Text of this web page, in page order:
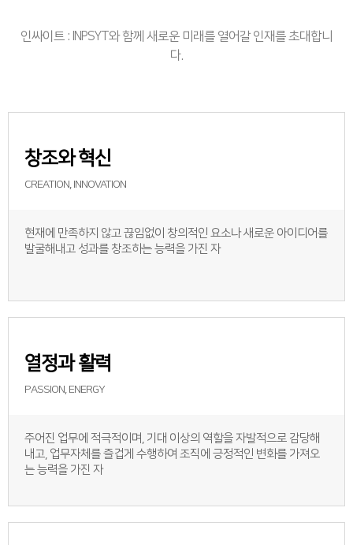
인싸이트 : INPSYT와 함께 새로운 미래를 열어갈 인재를 초대합니
다.
창조와 혁신
CREATION, INNOVATION
현재에 만족하지 않고 끊임없이 창의적인 요소나 새로운 아이디어를
발굴해내고 성과를 창조하는 능력을 가진 자
열정과 활력
PASSION, ENERGY
주어진 업무에 적극적이며, 기대 이상의 역할을 자발적으로 감당해
내고, 업무자체를 즐겁게 수행하여 조직에 긍정적인 변화를 가져오
는 능력을 가진 자